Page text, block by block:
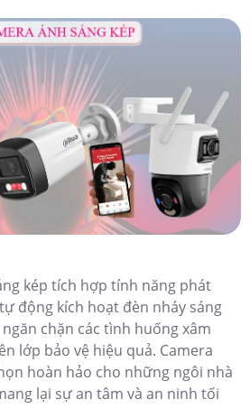
kép tích hợp tính năng phát
động kích hoạt đèn nháy sáng
chặn các tình huống xâm
lớp bảo vệ hiệu quả. Camera
hoàn hảo cho những ngôi nhà
lại sự an tâm và an ninh tối